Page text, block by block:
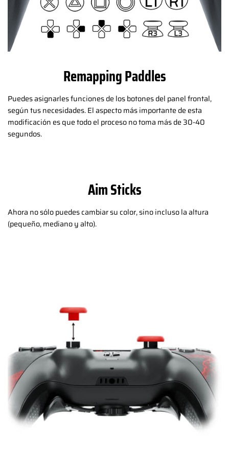
Remapping Paddles
Puedes asignarles funciones de los botones del panel frontal,
según tus necesidades. El aspecto más importante de esta
modificación es que todo el proceso no toma más de 30-40
segundos.
Aim Sticks
Ahora no sólo puedes cambiar su color, sino incluso la altura
(pequeño, mediano y alto).